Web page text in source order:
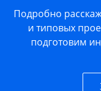
Подробно
и типовых
подготовим